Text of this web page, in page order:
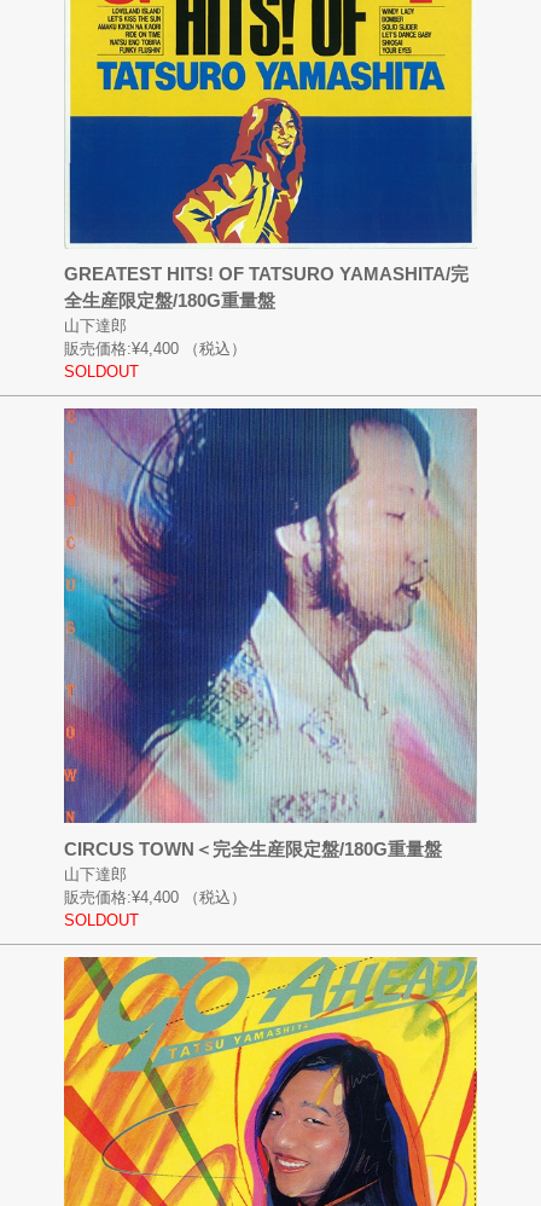
GREATEST HITS! OF TATSURO YAMASHITA/完
全生産限定盤/180G重量盤
山下達郎
販売価格:¥4,400
（税込）
SOLDOUT
CIRCUS TOWN＜完全生産限定盤/180G重量盤
山下達郎
販売価格:¥4,400
（税込）
SOLDOUT